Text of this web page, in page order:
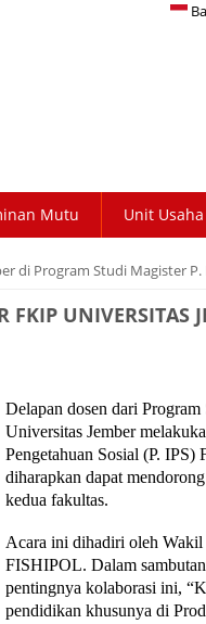
Mutu Unit Usaha
di Program Studi Magister P.
UNIVERSITAS
Delapan dosen dari
Universitas Jember
Pengetahuan Sosial (P.
diharapkan dapat
kedua fakultas.
Acara ini dihadiri oleh
FISHIPOL. Dalam
pentingnya kolaborasi ini,
pendidikan khusunya di